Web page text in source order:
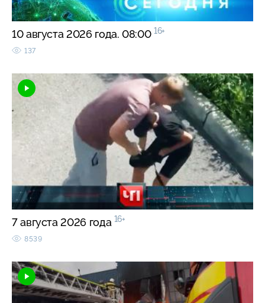
10 августа 2026 года. 08:00 16+
137
7 августа 2026 года 16+
8539